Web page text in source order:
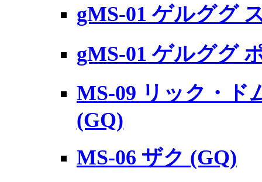
gMS-01 ゲルググ
gMS-01 ゲルググ
MS-09 リック・ド
(GQ)
MS-06 ザク (GQ)